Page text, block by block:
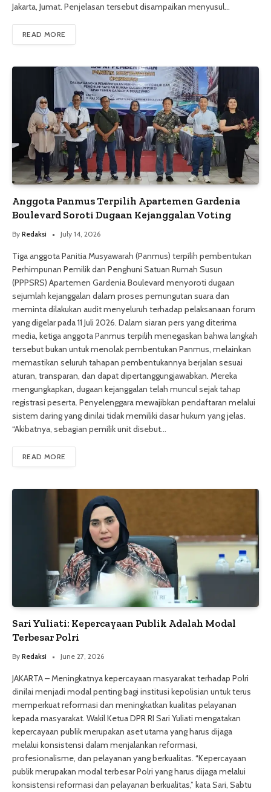
Jakarta, Jumat. Penjelasan tersebut disampaikan menyusul…
READ MORE
Anggota Panmus Terpilih Apartemen Gardenia
Boulevard Soroti Dugaan Kejanggalan Voting
By Redaksi July 14, 2026
Tiga anggota Panitia Musyawarah (Panmus) terpilih pembentukan
Perhimpunan Pemilik dan Penghuni Satuan Rumah Susun
(PPPSRS) Apartemen Gardenia Boulevard menyoroti dugaan
sejumlah kejanggalan dalam proses pemungutan suara dan
meminta dilakukan audit menyeluruh terhadap pelaksanaan forum
yang digelar pada 11 Juli 2026. Dalam siaran pers yang diterima
media, ketiga anggota Panmus terpilih menegaskan bahwa langkah
tersebut bukan untuk menolak pembentukan Panmus, melainkan
memastikan seluruh tahapan pembentukannya berjalan sesuai
aturan, transparan, dan dapat dipertanggungjawabkan. Mereka
mengungkapkan, dugaan kejanggalan telah muncul sejak tahap
registrasi peserta. Penyelenggara mewajibkan pendaftaran melalui
sistem daring yang dinilai tidak memiliki dasar hukum yang jelas.
“Akibatnya, sebagian pemilik unit disebut…
READ MORE
Sari Yuliati: Kepercayaan Publik Adalah Modal
Terbesar Polri
By Redaksi June 27, 2026
JAKARTA – Meningkatnya kepercayaan masyarakat terhadap Polri
dinilai menjadi modal penting bagi institusi kepolisian untuk terus
memperkuat reformasi dan meningkatkan kualitas pelayanan
kepada masyarakat. Wakil Ketua DPR RI Sari Yuliati mengatakan
kepercayaan publik merupakan aset utama yang harus dijaga
melalui konsistensi dalam menjalankan reformasi,
profesionalisme, dan pelayanan yang berkualitas. “Kepercayaan
publik merupakan modal terbesar Polri yang harus dijaga melalui
konsistensi reformasi dan pelayanan berkualitas,” kata Sari, Sabtu